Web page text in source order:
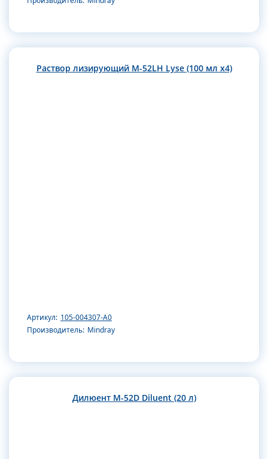
Раствор лизирующий M-52LH Lyse (100 мл х4)
Артикул: 105-004307-A0
Производитель: Mindray
Дилюент М-52D Diluent (20 л)